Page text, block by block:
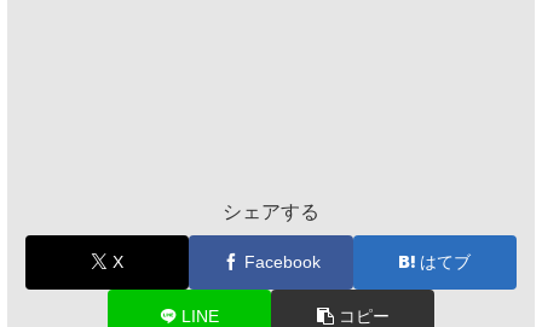
シェアする
X Facebook はてブ
LINE コピー